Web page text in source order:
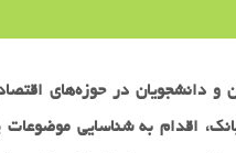
در حوزه‌های
اقدام به شناسایی